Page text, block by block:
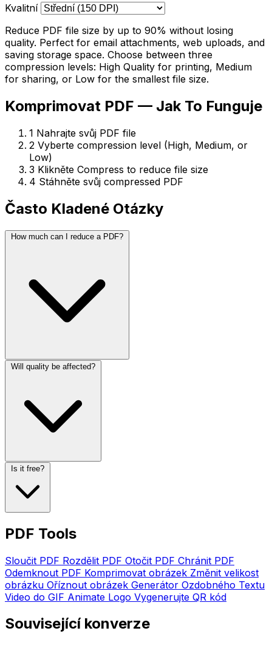
Kvalitní
Reduce PDF file size by up to 90% without losing
quality. Perfect for email attachments, web uploads, and
saving storage space. Choose between three
compression levels: High Quality for printing, Medium
for sharing, or Low for the smallest file size.
Komprimovat PDF — Jak To Funguje
1 Nahrajte svůj PDF file
2 Vyberte compression level (High, Medium, or
Low)
3 Klikněte Compress to reduce file size
4 Stáhněte svůj compressed PDF
Často Kladené Otázky
How much can I reduce a PDF?
Will quality be affected?
Is it free?
PDF Tools
Sloučit PDF Rozdělit PDF Otočit PDF Chránit PDF
Odemknout PDF Komprimovat obrázek Změnit velikost
obrázku Oříznout obrázek Generátor Ozdobného Textu
Video do GIF Animate Logo Vygenerujte QR kód
Související konverze